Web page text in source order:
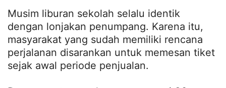
Musim liburan sekolah selalu identik
dengan lonjakan penumpang. Karena itu,
masyarakat yang sudah memiliki rencana
perjalanan disarankan untuk memesan tiket
sejak awal periode penjualan.